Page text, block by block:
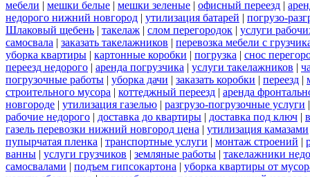
мебели | мешки белые | мешки зеленые | офисный переезд |
недорого нижний новгород | утилизация батарей | погрузо-
Шлаковый щебень | такелаж | слом перегородок | услуги
самосвала | заказать такелажников | перевозка мебели с
уборка квартиры | картонные коробки | погрузка | снос
переезд недорого | аренда погрузчика | услуги такелажников |
погрузочные работы | уборка дачи | заказать коробки | переезд |
строительного мусора | коттеджный переезд | аренда
новгороде | утилизация газелью | разгрузо-погрузочные услуги
рабочие недорого | доставка до квартиры | доставка под ключ |
газель перевозки нижний новгород цена | утилизация камазами
пупырчатая пленка | транспортные услуги | монтаж строений |
ванны | услуги грузчиков | земляные работы | такелажники
самосвалами | подъем гипсокартона | уборка квартиры от